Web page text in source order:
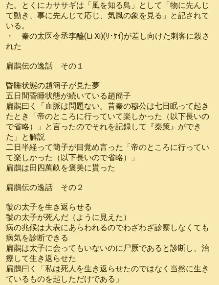
た。とくにカササギは「風を知る鳥」として「物に先んじ
て動き、事に先んじて応じ、気風の象を見る」と記されて
いる。
・ 秦の太医令丞李醯(Li Xi)(ﾘ･ｹｲ)が差し向けた刺客に殺さ
れた
扁鵲伝の逸話 その１
昏睡状態の趙簡子が見た夢
五日間昏睡状態が続いている趙簡子
扁鵲曰く「血脈は問題ない。昔秦の穆公は七日眠って起き
たとき「帝のところに行っていて楽しかった（以下長いの
で省略）」と言ったのでそれを記録して『秦策』ができ
た」と解説
二日半経って簡子が目覚め言った「帝のところに行ってい
て楽しかった（以下長いので省略）」
扁鵲は田四萬畝を褒美に貰った
扁鵲伝の逸話 その２
虢の太子を生き返らせる
虢の太子が死んだ（ように見えた）
病の兆候は大表にあらわれるのでわざわざ診察しなくても
病気を診断できる
扁鵲は太子に会ってもいないのに尸厥であると診断し、治
療して生き返らせた
扁鵲曰く「私は死人を生き返らせたのではなく当然に生き
ているものを起しただけである」